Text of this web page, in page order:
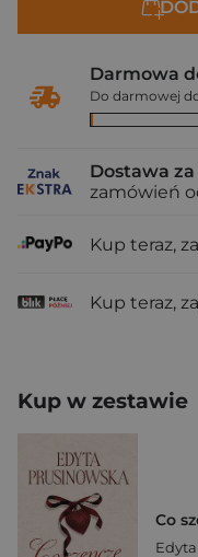
Darmowa
Do darmowej
Dostawa za
zamówień
Kup teraz,
Kup teraz,
Kup w zestawie
Co